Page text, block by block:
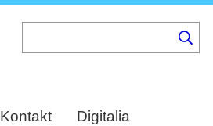
Kontakt Digitalia